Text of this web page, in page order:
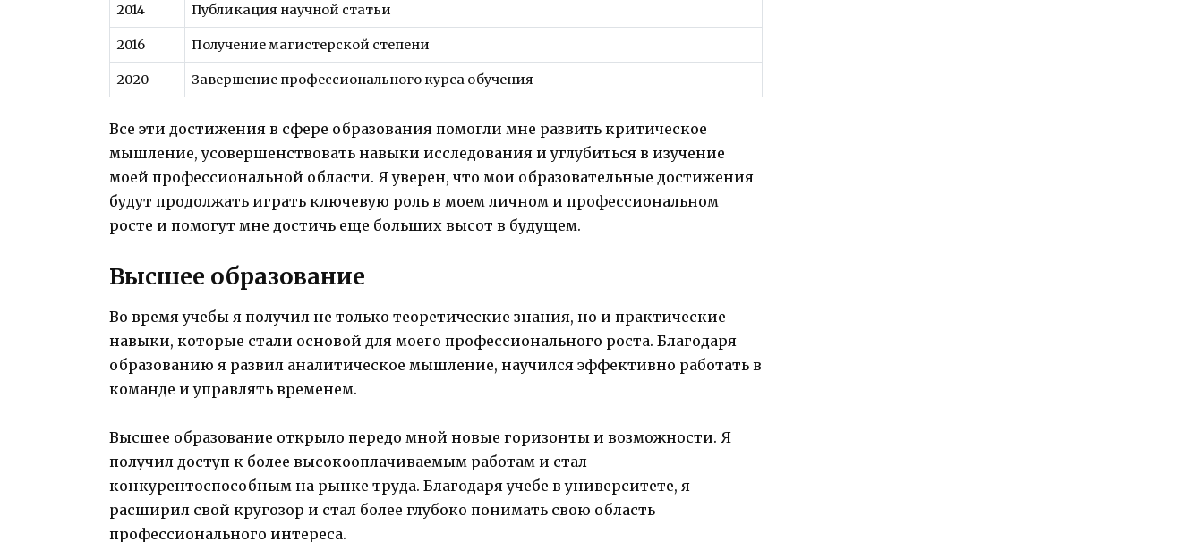
2014 Публикация научной статьи
2016 Получение магистерской степени
2020 Завершение профессионального курса обучения
Все эти достижения в сфере образования помогли мне развить критическое
мышление, усовершенствовать навыки исследования и углубиться в изучение
моей профессиональной области. Я уверен, что мои образовательные достижения
будут продолжать играть ключевую роль в моем личном и профессиональном
росте и помогут мне достичь еще больших высот в будущем.
Высшее образование
Во время учебы я получил не только теоретические знания, но и практические
навыки, которые стали основой для моего профессионального роста. Благодаря
образованию я развил аналитическое мышление, научился эффективно работать в
команде и управлять временем.
Высшее образование открыло передо мной новые горизонты и возможности. Я
получил доступ к более высокооплачиваемым работам и стал
конкурентоспособным на рынке труда. Благодаря учебе в университете, я
расширил свой кругозор и стал более глубоко понимать свою область
профессионального интереса.